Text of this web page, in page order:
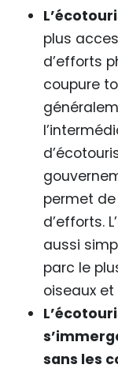
plus
d’efforts
coupure
permet
d’efforts.
aussi
parc le
oiseaux
sans les